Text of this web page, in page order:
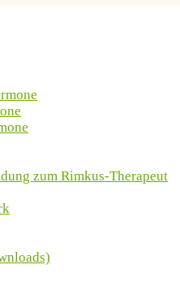
zum Rimkus-Therapeut